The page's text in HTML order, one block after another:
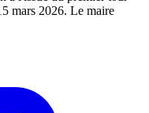
mars 2026. Le maire